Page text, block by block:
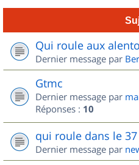
Qui roule aux
Dernier message par
Gtmc
Dernier message par
Réponses : 10
qui roule dans le
Dernier message par